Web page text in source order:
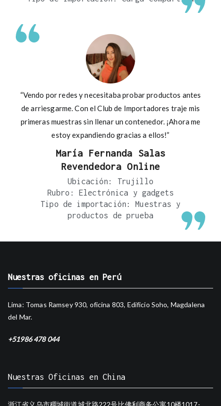
“Vendo por redes y necesitaba probar productos antes
de arriesgarme. Con el Club de Importadores traje mis
primeras muestras sin llenar un contenedor. ¡Ahora me
estoy expandiendo gracias a ellos!”
María Fernanda Salas
Revendedora Online
Ubicación: Trujillo
Rubro: Electrónica y gadgets
Tipo de importación: Muestras y
productos de prueba
Nuestras oficinas en Perú
Lima: Tomas Ramsey 930, oficina 803, Edificio Soho, Magdalena
del Mar.
+51986 478 044
Nuestras Oficinas en China